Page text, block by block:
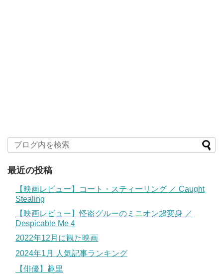
最近の投稿
【映画レビュー】コート・スティーリング ／ Caught
Stealing
【映画レビュー】怪盗グルーのミニオン超変身 ／
Despicable Me 4
2022年12月に観た映画
2024年1月 人気記事ランキング
【俳優】趣里